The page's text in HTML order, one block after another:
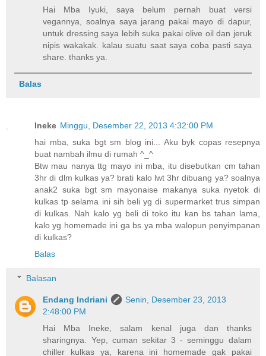
Hai Mba Iyuki, saya belum pernah buat versi
vegannya, soalnya saya jarang pakai mayo di dapur,
untuk dressing saya lebih suka pakai olive oil dan jeruk
nipis wakakak. kalau suatu saat saya coba pasti saya
share. thanks ya.
Balas
Ineke Minggu, Desember 22, 2013 4:32:00 PM
hai mba, suka bgt sm blog ini... Aku byk copas resepnya
buat nambah ilmu di rumah ^_^
Btw mau nanya ttg mayo ini mba, itu disebutkan cm tahan
3hr di dlm kulkas ya? brati kalo lwt 3hr dibuang ya? soalnya
anak2 suka bgt sm mayonaise makanya suka nyetok di
kulkas tp selama ini sih beli yg di supermarket trus simpan
di kulkas. Nah kalo yg beli di toko itu kan bs tahan lama,
kalo yg homemade ini ga bs ya mba walopun penyimpanan
di kulkas?
Balas
Balasan
Endang Indriani
Senin, Desember 23, 2013
2:48:00 PM
Hai Mba Ineke, salam kenal juga dan thanks
sharingnya. Yep, cuman sekitar 3 - seminggu dalam
chiller kulkas ya, karena ini homemade gak pakai